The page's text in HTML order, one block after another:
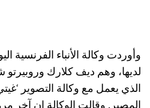
وأوردت وكالة الأنباء الفرنسية
لديها، وهم ديف كلارك
الذي يعمل مع وكالة التصوير